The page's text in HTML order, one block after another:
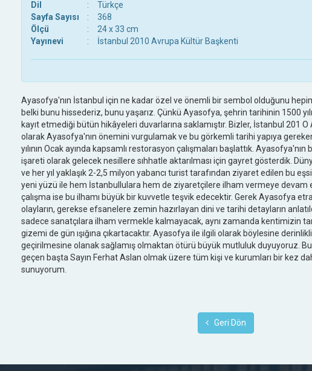
Dil
:
Türkçe
Sayfa Sayısı
:
368
Ölçü
:
24 x 33 cm
Yayınevi
: İstanbul 2010 Avrupa Kültür Başkenti
Ayasofya'nın İstanbul için ne kadar özel ve önemli bir sembol olduğunu
belki bunu hissederiz, bunu yaşarız. Çünkü Ayasofya, şehrin tarihinin 1500
kayıt etmediği bütün hikâyeleri duvarlarına saklamıştır. Bizler, İstanbul 201
olarak Ayasofya'nın önemini vurgulamak ve bu görkemli tarihi yapıya
yılının Ocak ayında kapsamlı restorasyon çalışmaları başlattık.
işareti olarak gelecek nesillere sıhhatle aktarılması için gayret gösterdik.
ve her yıl yaklaşık 2-2,5 milyon yabancı turist tarafından ziyaret edilen bu
yeni yüzü ile hem İstanbullulara hem de ziyaretçilere ilham vermeye devam
çalışma ise bu ilhamı büyük bir kuvvetle teşvik edecektir. Gerek Ayasofya
olayların, gerekse efsanelere zemin hazırlayan dini ve tarihi detayların
sadece sanatçılara ilham vermekle kalmayacak, aynı zamanda kentimizin
gizemi de gün ışığına çıkartacaktır. Ayasofya ile ilgili olarak böylesine
geçirilmesine olanak sağlamış olmaktan ötürü büyük mutluluk duyuyoruz.
geçen başta Sayın Ferhat Aslan olmak üzere tüm kişi ve kurumları bir kez
sunuyorum.
Geri Dön